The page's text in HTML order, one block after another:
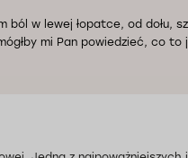
w lewej łopatce, od dołu,
mi Pan powiedzieć, co